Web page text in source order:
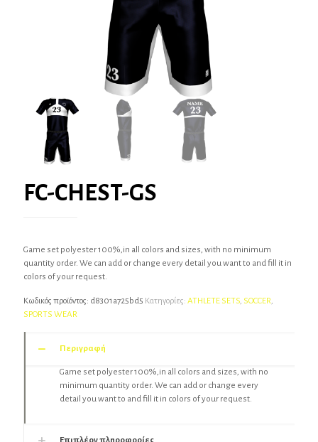
FC-CHEST-GS
Game set polyester 100%,in all colors and sizes, with no minimum
quantity order. We can add or change every detail you want to and fill it in
colors of your request.
Κωδικός προϊόντος: d8301a725bd5 Κατηγορίες: ATHLETE SETS, SOCCER,
SPORTS WEAR
Περιγραφή
Game set polyester 100%,in all colors and sizes, with no
minimum quantity order. We can add or change every
detail you want to and fill it in colors of your request.